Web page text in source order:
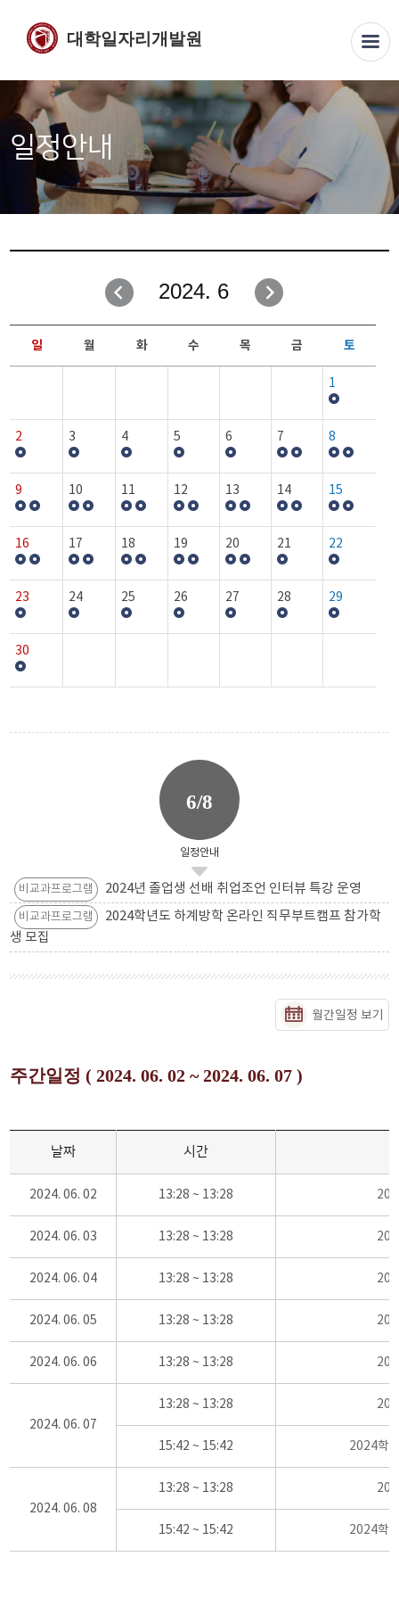
대학일자리개발원
일정안내
2024. 6
일 월 화 수 목 금 토
1
2 3 4 5 6 7 8
9 10 11 12 13 14 15
16 17 18 19 20 21 22
23 24 25 26 27 28 29
30
6/8
일정안내
비교과프로그램 2024년 졸업생 선배 취업조언 인터뷰 특강 운영
비교과프로그램
2024학년도 하계방학 온라인 직무부트캠프 참가학
생 모집
월간일정 보기
주간일정 ( 2024. 06. 02 ~ 2024. 06. 07 )
날짜 시간
2024. 06. 02 13:28 ~ 13:28
2024. 06. 03 13:28 ~ 13:28
2024. 06. 04 13:28 ~ 13:28
2024. 06. 05 13:28 ~ 13:28
2024. 06. 06 13:28 ~ 13:28
2024. 06. 07
13:28 ~ 13:28
15:42 ~ 15:42 2024학
2024. 06. 08
13:28 ~ 13:28
15:42 ~ 15:42 2024학